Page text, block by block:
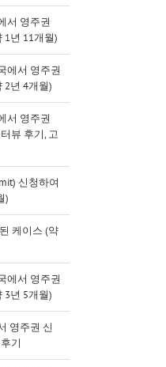
서 영주권
1년 11개월)
에서 영주권
2년 4개월)
서 영주권
뷰 후기, 고
신청하여
)
케이스 (약
에서 영주권
3년 5개월)
영주권 신
기